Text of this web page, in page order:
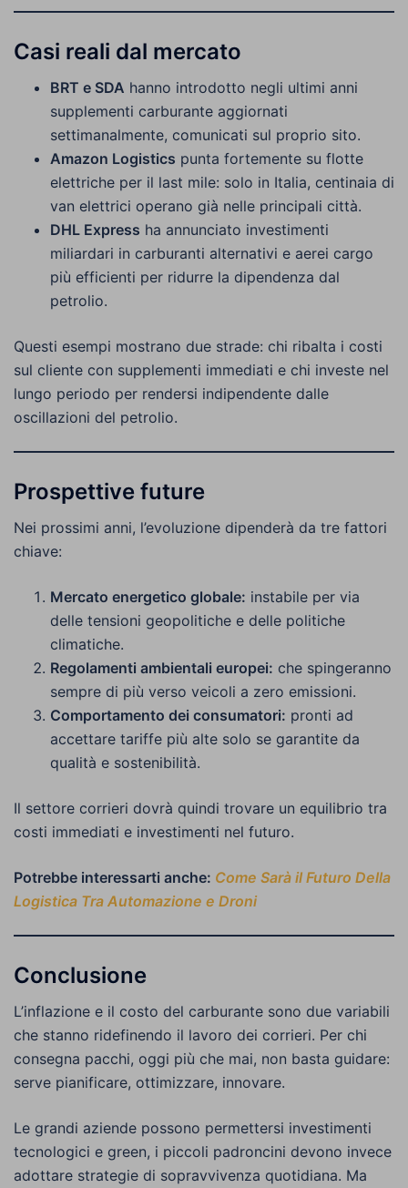
Casi reali dal mercato
BRT e SDA hanno introdotto negli ultimi anni
supplementi carburante aggiornati
settimanalmente, comunicati sul proprio sito.
Amazon Logistics punta fortemente su flotte
elettriche per il last mile: solo in Italia, centinaia di
van elettrici operano già nelle principali città.
DHL Express ha annunciato investimenti
miliardari in carburanti alternativi e aerei cargo
più efficienti per ridurre la dipendenza dal
petrolio.
Questi esempi mostrano due strade: chi ribalta i costi
sul cliente con supplementi immediati e chi investe nel
lungo periodo per rendersi indipendente dalle
oscillazioni del petrolio.
Prospettive future
Nei prossimi anni, l’evoluzione dipenderà da tre fattori
chiave:
Mercato energetico globale: instabile per via
delle tensioni geopolitiche e delle politiche
climatiche.
Regolamenti ambientali europei: che spingeranno
sempre di più verso veicoli a zero emissioni.
Comportamento dei consumatori: pronti ad
accettare tariffe più alte solo se garantite da
qualità e sostenibilità.
Il settore corrieri dovrà quindi trovare un equilibrio tra
costi immediati e investimenti nel futuro.
Potrebbe interessarti anche: Come Sarà il Futuro Della
Logistica Tra Automazione e Droni
Conclusione
L’inflazione e il costo del carburante sono due variabili
che stanno ridefinendo il lavoro dei corrieri. Per chi
consegna pacchi, oggi più che mai, non basta guidare:
serve pianificare, ottimizzare, innovare.
Le grandi aziende possono permettersi investimenti
tecnologici e green, i piccoli padroncini devono invece
adottare strategie di sopravvivenza quotidiana. Ma